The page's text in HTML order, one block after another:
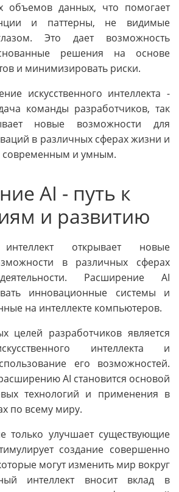
объемов данных, что помогает
и паттерны, не видимые
Это дает возможность
решения на основе
и минимизировать риски.
искусственного интеллекта -
команды разработчиков, так
новые возможности для
в различных сферах жизни и
современным и умным.
AI - путь к
и развитию
интеллект открывает новые
в различных сферах
Расширение AI
инновационные системы и
на интеллекте компьютеров.
целей разработчиков является
интеллекта и
его возможностей.
AI становится основой
технологий и применения в
по всему миру.
только улучшает существующие
создание совершенно
могут изменить мир вокруг
интеллект вносит вклад в